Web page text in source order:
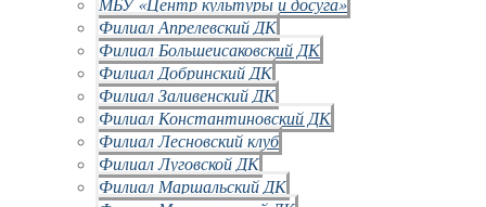
Филиал Апрелевский ДК
Филиал Большеисаковский ДК
Филиал Добринский ДК
Филиал Заливенский ДК
Филиал Константиновский ДК
Филиал Лесновский клуб
Филиал Луговской ДК
Филиал Маршальский ДК